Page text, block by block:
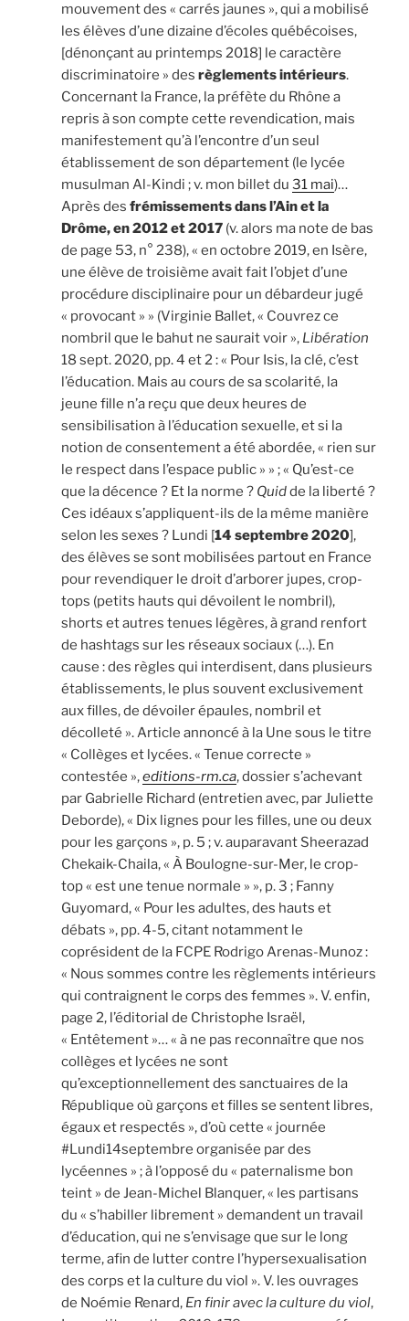
mouvement des « carrés jaunes », qui a mobilisé
les élèves d’une dizaine d’écoles québécoises,
[dénonçant au printemps 2018] le caractère
discriminatoire » des règlements intérieurs.
Concernant la France, la préfète du Rhône a
repris à son compte cette revendication, mais
manifestement qu’à l’encontre d’un seul
établissement de son département (le lycée
musulman Al-Kindi ; v. mon billet du 31 mai)…
Après des frémissements dans l’Ain et la
Drôme, en 2012 et 2017 (v. alors ma note de bas
de page 53, n° 238), « en octobre 2019, en Isère,
une élève de troisième avait fait l’objet d’une
procédure disciplinaire pour un débardeur jugé
« provocant » » (Virginie Ballet, « Couvrez ce
nombril que le bahut ne saurait voir », Libération
18 sept. 2020, pp. 4 et 2 : « Pour Isis, la clé, c’est
l’éducation. Mais au cours de sa scolarité, la
jeune fille n’a reçu que deux heures de
sensibilisation à l’éducation sexuelle, et si la
notion de consentement a été abordée, « rien sur
le respect dans l’espace public » » ; « Qu’est-ce
que la décence ? Et la norme ? Quidde la liberté ?
Ces idéaux s’appliquent-ils de la même manière
selon les sexes ? Lundi [14 septembre 2020],
des élèves se sont mobilisées partout en France
pour revendiquer le droit d’arborer jupes, crop-
tops (petits hauts qui dévoilent le nombril),
shorts et autres tenues légères, à grand renfort
de hashtags sur les réseaux sociaux (…). En
cause : des règles qui interdisent, dans plusieurs
établissements, le plus souvent exclusivement
aux filles, de dévoiler épaules, nombril et
décolleté ». Article annoncé à la Une sous le titre
« Collèges et lycées. « Tenue correcte »
contestée »,editions-rm.ca, dossier s’achevant
par Gabrielle Richard (entretien avec, par Juliette
Deborde), « Dix lignes pour les filles, une ou deux
pour les garçons », p. 5 ; v. auparavant Sheerazad
Chekaik-Chaila, « À Boulogne-sur-Mer, le crop-
top « est une tenue normale » », p. 3 ; Fanny
Guyomard, « Pour les adultes, des hauts et
débats », pp. 4-5, citant notamment le
coprésident de la FCPE Rodrigo Arenas-Munoz :
« Nous sommes contre les règlements intérieurs
qui contraignent le corps des femmes ». V. enfin,
page 2, l’éditorial de Christophe Israël,
« Entêtement »… « à ne pas reconnaître que nos
collèges et lycées ne sont
qu’exceptionnellement des sanctuaires de la
République où garçons et filles se sentent libres,
égaux et respectés », d’où cette « journée
#Lundi14septembre organisée par des
lycéennes » ; à l’opposé du « paternalisme bon
teint » de Jean-Michel Blanquer, « les partisans
du « s’habiller librement » demandent un travail
d’éducation, qui ne s’envisage que sur le long
terme, afin de lutter contre l’hypersexualisation
des corps et la culture du viol ». V. les ouvrages
de Noémie Renard, En finir avec la culture du viol,